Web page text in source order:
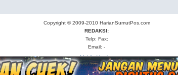
Copyright © 2009-2010 HarianSumutPos.com
REDAKSI:
Telp: Fax:
Email: -
Mobile Version